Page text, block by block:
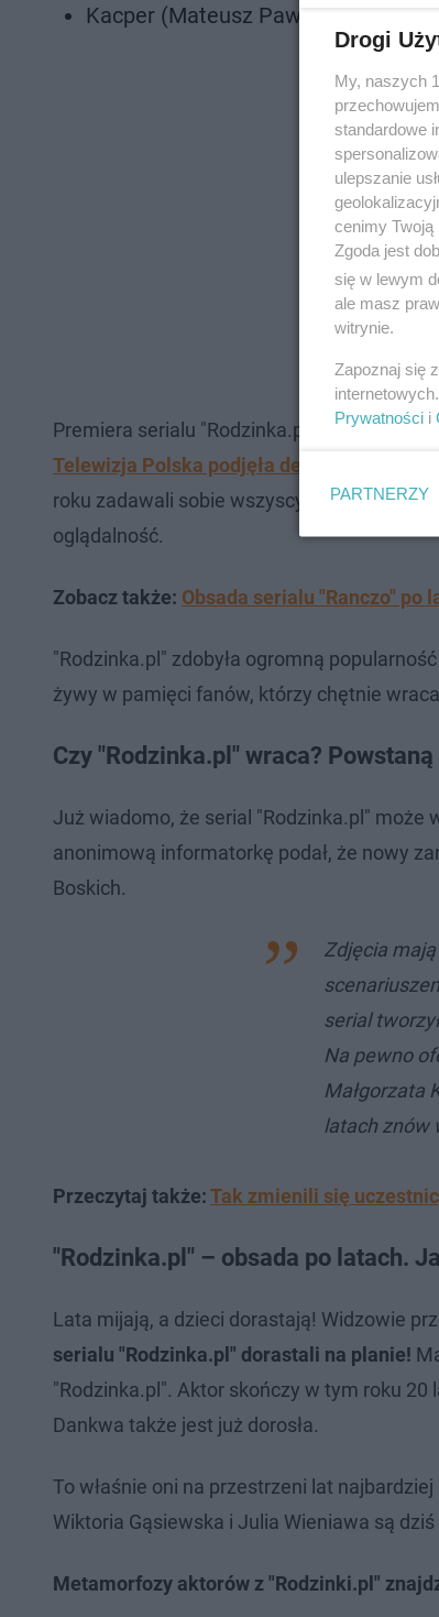
Kacper (Mateusz Pawłowski).
Premiera serialu "Rodzinka.pl" miała
Telewizja Polska podjęła decyzję o
roku zadawali sobie wszyscy. Ponoć
oglądalność.
Zobacz także: Obsada serialu "Ranczo" po
"Rodzinka.pl" zdobyła ogromną
żywy w pamięci fanów, którzy chętnie
Czy "Rodzinka.pl" wraca?
Już wiadomo, że serial "Rodzinka.pl" może
anonimową informatorkę podał, że nowy
Boskich.
Zdjęcia
serial
Na pewno
Małgorzata
latach znów
Przeczytaj także:Tak zmienili się
"Rodzinka.pl" – obsada po latach.
Lata mijają, a dzieci dorastają! Widzowie
serialu "Rodzinka.pl" dorastali na planie!
"Rodzinka.pl". Aktor skończy w tym roku 20
Dankwa także jest już dorosła.
To właśnie oni na przestrzeni lat
Wiktoria Gąsiewska i Julia Wieniawa są
Metamorfozy aktorów z "Rodzinki.pl"
Drogi
My, naszych
standardowe
ulepszanie
cenimy Twoją
Zgoda jest
się w lewym
ale masz
witrynie.
Zapoznaj się
Prywatności i
PARTNERZY